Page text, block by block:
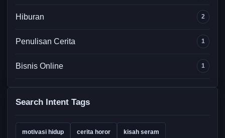
Hiburan 2
Penulisan Cerita 1
Bisnis Online 1
Search Intent Tags
motivasi hidup cerita horor kisah seram